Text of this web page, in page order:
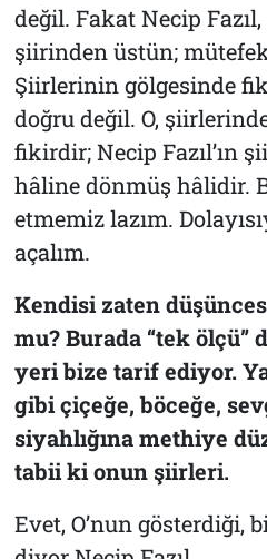
değil. Fakat Necip
şiirinden üstün;
Şiirlerinin gölgesinde
doğru değil. O,
fikirdir; Necip Fazıl’ın
hâline dönmüş hâlidir.
etmemiz lazım.
açalım.
Kendisi zaten
mu? Burada “tek
yeri bize tarif ediyor.
gibi çiçeğe, böceğe,
siyahlığına methiye
tabii ki onun şiirleri.
Evet, O’nun gösterdiği,